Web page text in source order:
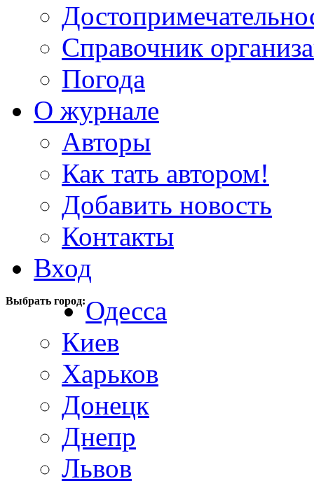
Справочник
Погода
О журнале
Авторы
Как тать автором!
Добавить новость
Контакты
Вход
Выбрать город:Одесса
Киев
Харьков
Донецк
Днепр
Львов